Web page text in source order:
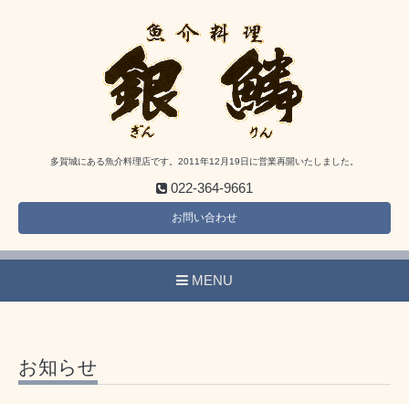
多賀城にある魚介料理店です。2011年12月19日に営業再開いたしました。
022-364-9661
お問い合わせ
MENU
お知らせ